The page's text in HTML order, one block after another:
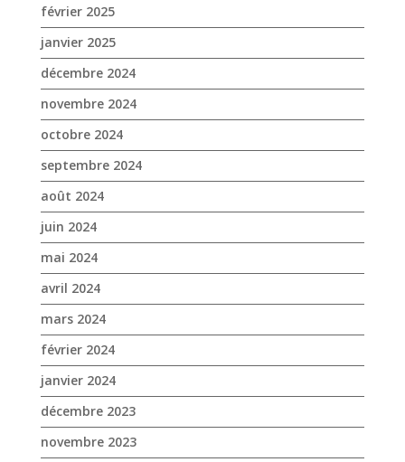
février 2025
janvier 2025
décembre 2024
novembre 2024
octobre 2024
septembre 2024
août 2024
juin 2024
mai 2024
avril 2024
mars 2024
février 2024
janvier 2024
décembre 2023
novembre 2023